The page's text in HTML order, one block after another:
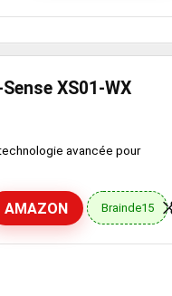
XS01-WX
avancée pour
AMAZON Brainde15